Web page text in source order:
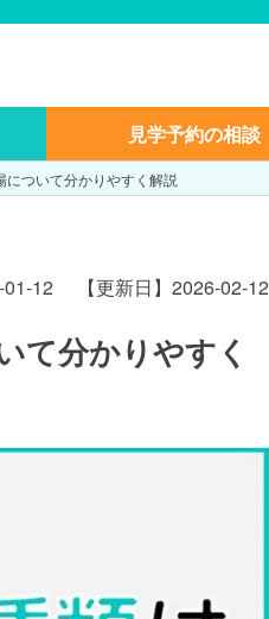
見学予約の相談
ついて分かりやすく解説
01-12 【更新日】2026-02-12
て分かりやすく